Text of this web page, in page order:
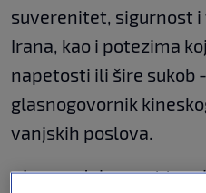
suverenitet, sigurnost
Irana, kao i potezima
napetosti ili šire sukob
glasnogovornik
vanjskih poslova.
- Iznenadni porast